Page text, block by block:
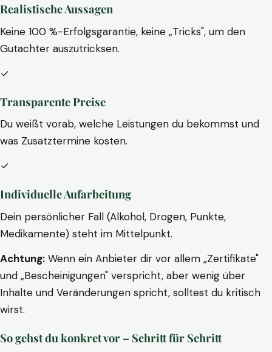
Realistische Aussagen
Keine 100 %-Erfolgsgarantie, keine „Tricks", um den
Gutachter auszutricksen.
✓
Transparente Preise
Du weißt vorab, welche Leistungen du bekommst und
was Zusatztermine kosten.
✓
Individuelle Aufarbeitung
Dein persönlicher Fall (Alkohol, Drogen, Punkte,
Medikamente) steht im Mittelpunkt.
Achtung: Wenn ein Anbieter dir vor allem „Zertifikate"
und „Bescheinigungen" verspricht, aber wenig über
Inhalte und Veränderungen spricht, solltest du kritisch
wirst.
So gehst du konkret vor – Schritt für Schritt